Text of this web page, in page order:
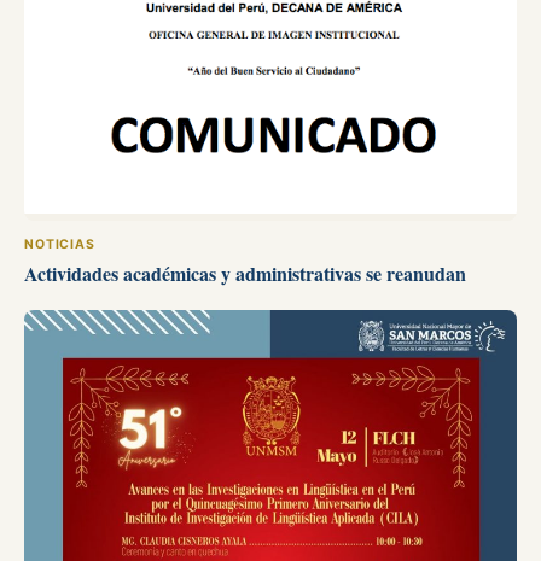
NOTICIAS
Actividades académicas y administrativas se reanudan